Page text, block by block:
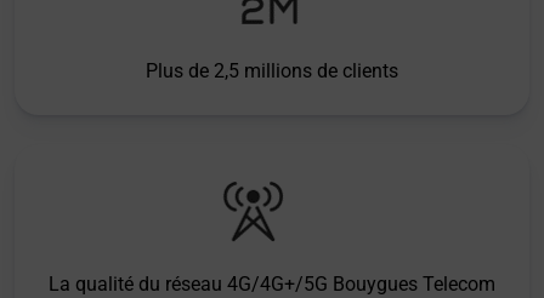
Plus de 2,5 millions de clients
La qualité du réseau 4G/4G+/5G Bouygues Telecom